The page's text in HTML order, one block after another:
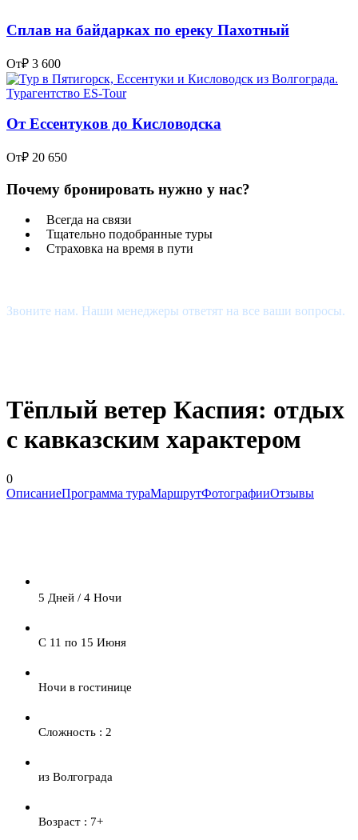
Сплав на байдарках по ереку Пахотный
От₽ 3 600
От Ессентуков до Кисловодска
От₽ 20 650
Почему бронировать нужно у нас?
Всегда на связи
Тщательно подобранные туры
Страховка на время в пути
Звоните нам. Наши менеджеры ответят на все ваши вопросы.
Тёплый ветер Каспия: отдых
с кавказским характером
0
ОписаниеПрограмма тураМаршрутФотографииОтзывы
5 Дней / 4 Ночи
С 11 по 15 Июня
Ночи в гостинице
Сложность : 2
из Волгограда
Возраст : 7+